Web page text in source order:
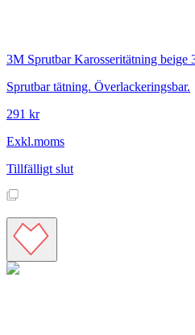
3M Sprutbar Karosseritätning beige
Sprutbar tätning. Överlackeringsbar.
291 kr
Exkl.moms
Tillfälligt slut